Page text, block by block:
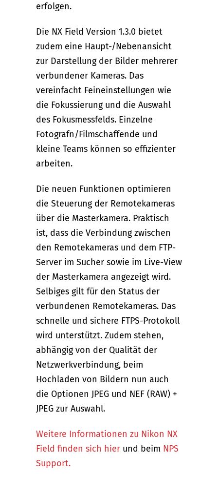
erfolgen.
Die NX Field Version 1.3.0 bietet
zudem eine Haupt-/Nebenansicht
zur Darstellung der Bilder mehrerer
verbundener Kameras. Das
vereinfacht Feineinstellungen wie
die Fokussierung und die Auswahl
des Fokusmessfelds. Einzelne
Fotografn/Filmschaffende und
kleine Teams können so effizienter
arbeiten.
Die neuen Funktionen optimieren
die Steuerung der Remotekameras
über die Masterkamera. Praktisch
ist, dass die Verbindung zwischen
den Remotekameras und dem FTP-
Server im Sucher sowie im Live-View
der Masterkamera angezeigt wird.
Selbiges gilt für den Status der
verbundenen Remotekameras. Das
schnelle und sichere FTPS-Protokoll
wird unterstützt. Zudem stehen,
abhängig von der Qualität der
Netzwerkverbindung, beim
Hochladen von Bildern nun auch
die Optionen JPEG und NEF (RAW) +
JPEG zur Auswahl.
Weitere Informationen zu Nikon NX
Field finden sich hier und beim NPS
Support.